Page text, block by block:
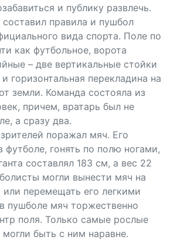
и публику развлечь.
правила и пушбол
вида спорта. Поле по
как футбольное, ворота
– две вертикальные стойки
горизонтальная перекладина на
земли. Команда состояла из
причем, вратарь был не
а сразу два.
поражал мяч. Его
футболе, гонять по полю ногами,
составлял 183 см, а вес 22
могли вынести мяч на
перемещать его легкими
пушболе мяч торжественно
поля. Только самые рослые
быть с ним наравне.